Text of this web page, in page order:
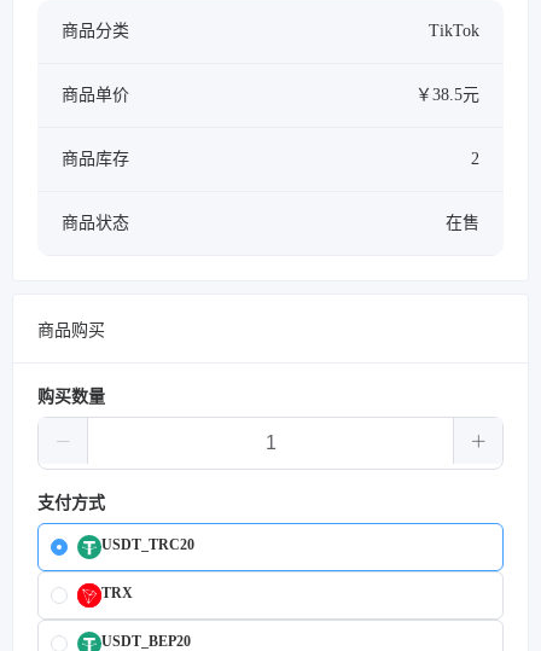
商品分类 TikTok
商品单价 ￥38.5元
商品库存 2
商品状态 在售
商品购买
购买数量
支付方式
USDT_TRC20
TRX
USDT_BEP20